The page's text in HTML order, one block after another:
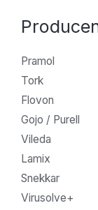
Pramol
Tork
Flovon
Gojo / Purell
Vileda
Lamix
Snekkar
Virusolve+